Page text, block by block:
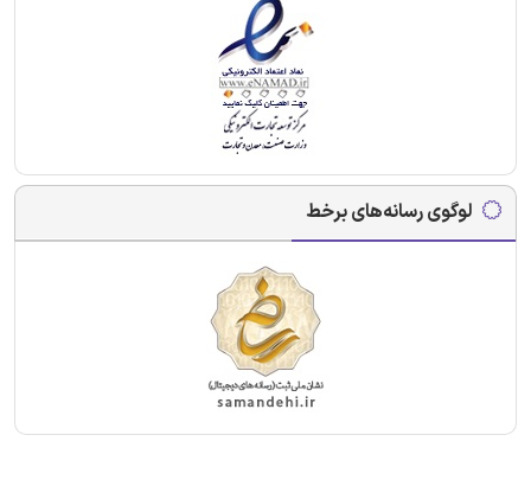
لوگوی رسانه‌های برخط